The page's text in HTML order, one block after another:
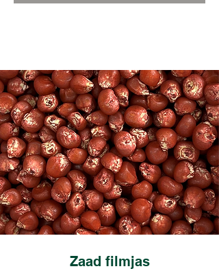
Zaad filmjas